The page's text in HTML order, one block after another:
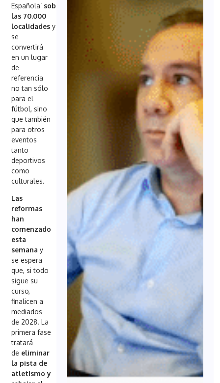
Española’ sobrepasará
las 70.000
localidades y
se
convertirá
en un lugar
de
referencia
no tan sólo
para el
fútbol, sino
que también
para otros
eventos
tanto
deportivos
como
culturales.
Las
reformas
han
comenzado
esta
semana y
se espera
que, si todo
sigue su
curso,
finalicen a
mediados
de 2028. La
primera fase
tratará
de eliminar
la pista de
atletismo y